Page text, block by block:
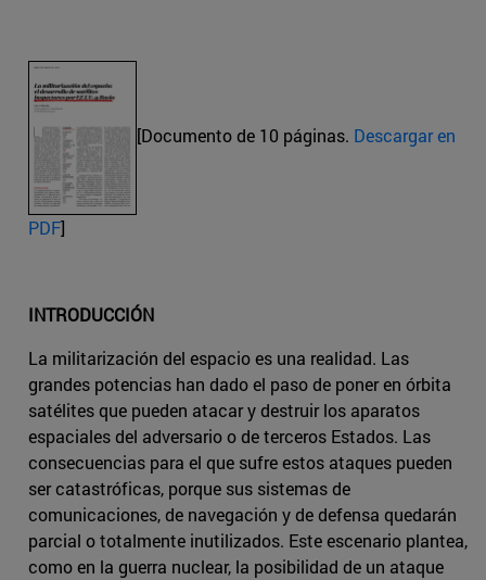
[Documento de 10 páginas. Descargar en
PDF]
INTRODUCCIÓN
La militarización del espacio es una realidad. Las
grandes potencias han dado el paso de poner en órbita
satélites que pueden atacar y destruir los aparatos
espaciales del adversario o de terceros Estados. Las
consecuencias para el que sufre estos ataques pueden
ser catastróficas, porque sus sistemas de
comunicaciones, de navegación y de defensa quedarán
parcial o totalmente inutilizados. Este escenario plantea,
como en la guerra nuclear, la posibilidad de un ataque